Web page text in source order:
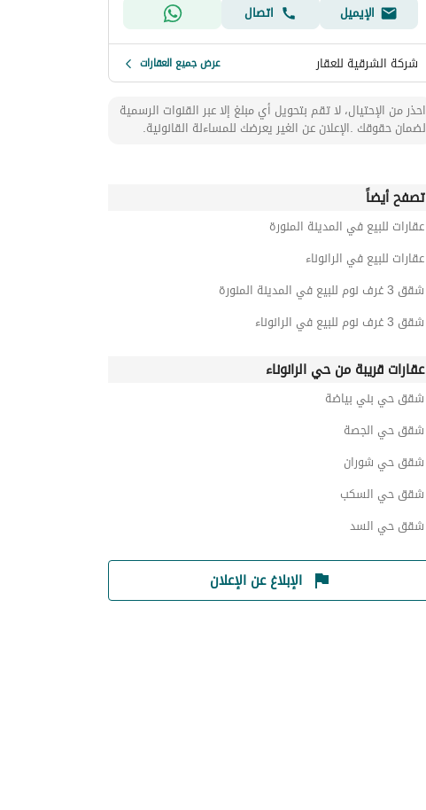
الإيميل اتصال
شركة الشرقية للعقار عرض جميع العقارات
احذر من الإحتيال، لا تقم بتحويل أي مبلغ إلا عبر القنوات الرسمية
لضمان حقوقك .الإعلان عن الغير يعرضك للمساءلة القانونية.
تصفح أيضاً
عقارات للبيع في المدينة المنورة
عقارات للبيع في الرانوناء
شقق 3 غرف نوم للبيع في المدينة المنورة
شقق 3 غرف نوم للبيع في الرانوناء
عقارات قريبة من حي الرانوناء
شقق حي بني بياضة
شقق حي الجصة
شقق حي شوران
شقق حي السكب
شقق حي السد
الإبلاغ عن الإعلان